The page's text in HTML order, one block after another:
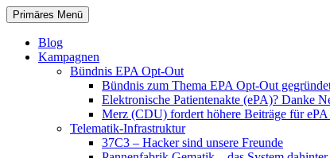
Zum
Inhalt
springen
patientenrechte-
Suchen
Primäres Menü
Blog
Kampagnen
Bündnis EPA Opt-Out
Bündnis zum Thema EPA Opt-Out
Elektronische Patientenakte (ePA)? Danke
Merz (CDU) fordert höhere Beiträge für
Telematik-Infrastruktur
37C3 – Hacker sind unsere Freunde